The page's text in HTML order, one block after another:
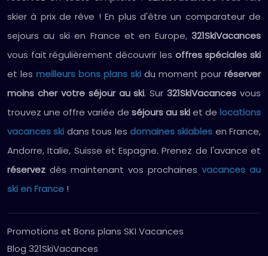
skier à prix de rêve ! En plus d'être un comparateur de
sejours au ski en France et en Europe, 321SkiVacances
vous fait régulièrement découvrir les offres spéciales ski
et les meilleurs bons plans ski du moment pour réserver
moins cher votre séjour au ski. Sur321SkiVacances vous
trouvez une offre variée de séjours au skiet de locations
vacances ski dans tous les domaines skiables en France,
Andorre, Italie, Suisse et Espagne. Prenez de l'avance et
réservez dès maintenant vos prochaines vacances au
ski en France !
Promotions et Bons plans SKI Vacances
Blog 321SkiVacances